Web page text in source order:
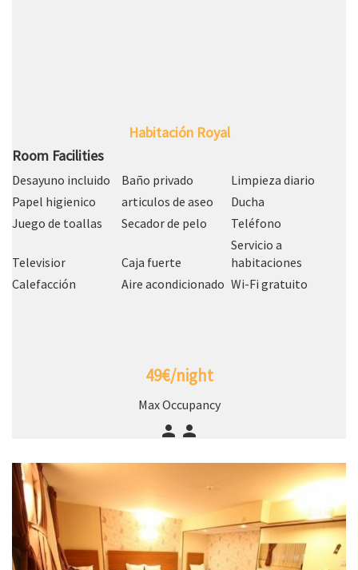
Habitación Royal
Room Facilities
Desayuno incluido Baño privado
Limpieza diario
Papel higienico
articulos de aseo
Ducha
Juego de toallas
Secador de pelo Teléfono
Televisior Caja fuerte
Servicio a
habitaciones
Calefacción
Aire acondicionado Wi-Fi gratuito
49€/night
Max Occupancy